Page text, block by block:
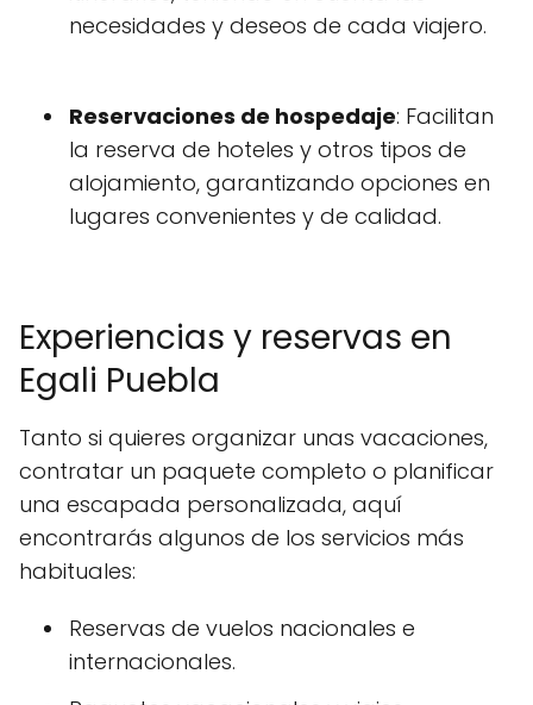
necesidades y deseos de cada viajero.
Reservaciones de hospedaje: Facilitan
la reserva de hoteles y otros tipos de
alojamiento, garantizando opciones en
lugares convenientes y de calidad.
Experiencias y reservas en
Egali Puebla
Tanto si quieres organizar unas vacaciones,
contratar un paquete completo o planificar
una escapada personalizada, aquí
encontrarás algunos de los servicios más
habituales:
Reservas de vuelos nacionales e
internacionales.